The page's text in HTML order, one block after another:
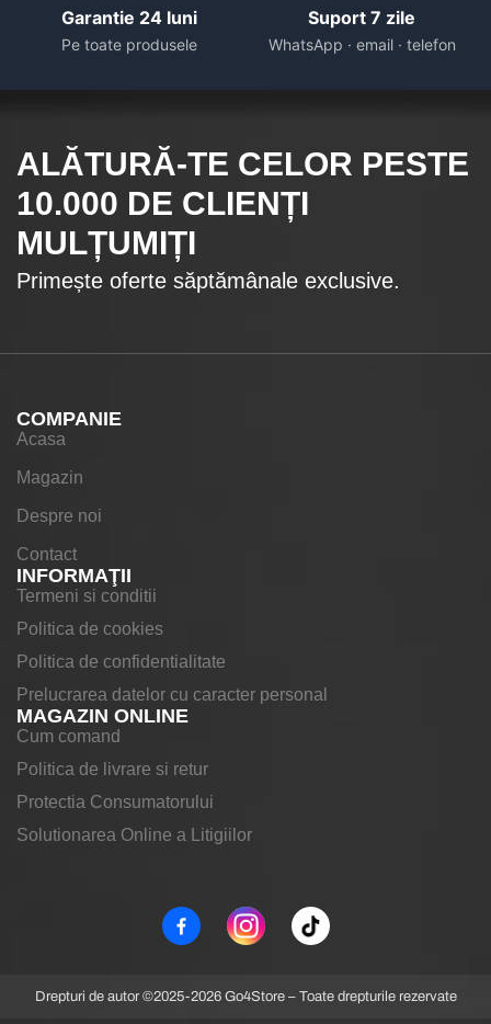
Garantie 24 luni
Pe toate produsele
Suport 7 zile
WhatsApp · email · telefon
ALĂTURĂ-TE CELOR PESTE
10.000 DE CLIENȚI
MULȚUMIȚI
Primește oferte săptămânale exclusive.
COMPANIE
Acasa
Magazin
Despre noi
Contact
INFORMAŢII
Termeni si conditii
Politica de cookies
Politica de confidentialitate
Prelucrarea datelor cu caracter personal
MAGAZIN ONLINE
Cum comand
Politica de livrare si retur
Protectia Consumatorului
Solutionarea Online a Litigiilor
Drepturi de autor ©2025-2026 Go4Store – Toate drepturile rezervate